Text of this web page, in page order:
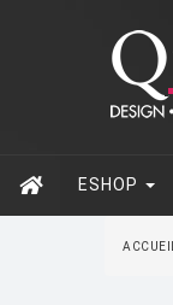
ESHOP
ACCUEIL